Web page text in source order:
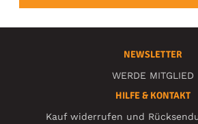
NEWSLETTER
WERDE MITGLIED
HILFE & KONTAKT
Kauf widerrufen und